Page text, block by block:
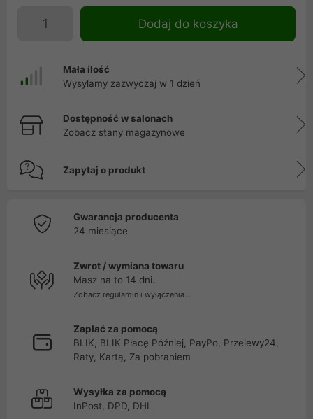
Dodaj do koszyka
Mała ilość
Wysyłamy zazwyczaj w 1 dzień
Dostępność w salonach
Zobacz stany magazynowe
Zapytaj o produkt
Gwarancja producenta
24 miesiące
Zwrot / wymiana towaru
Masz na to 14 dni.
Zobacz regulamin i wyłączenia...
Zapłać za pomocą
BLIK, BLIK Płacę Później, PayPo, Przelewy24,
Raty, Kartą, Za pobraniem
Wysyłka za pomocą
InPost, DPD, DHL